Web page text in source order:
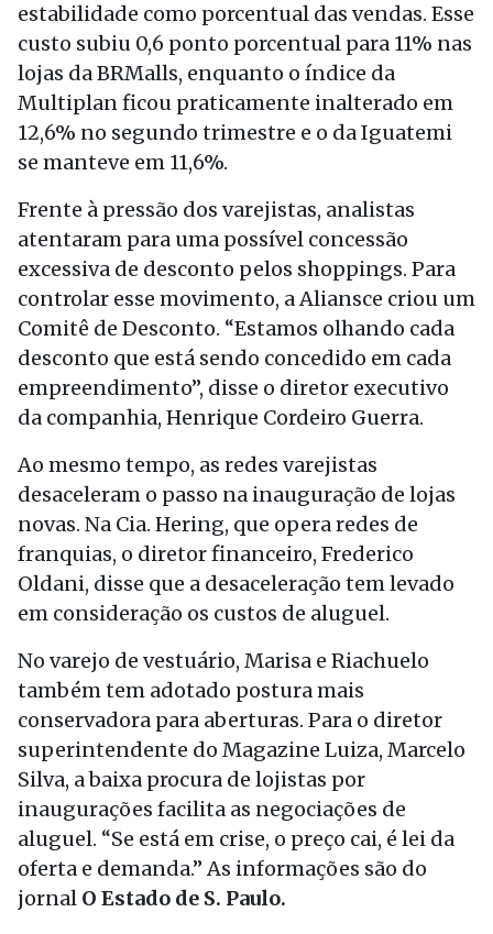
estabilidade como porcentual das vendas. Esse
custo subiu 0,6 ponto porcentual para 11% nas
lojas da BRMalls, enquanto o índice da
Multiplan ficou praticamente inalterado em
12,6% no segundo trimestre e o da Iguatemi
se manteve em 11,6%.
Frente à pressão dos varejistas, analistas
atentaram para uma possível concessão
excessiva de desconto pelos shoppings. Para
controlar esse movimento, a Aliansce criou um
Comitê de Desconto. “Estamos olhando cada
desconto que está sendo concedido em cada
empreendimento”, disse o diretor executivo
da companhia, Henrique Cordeiro Guerra.
Ao mesmo tempo, as redes varejistas
desaceleram o passo na inauguração de lojas
novas. Na Cia. Hering, que opera redes de
franquias, o diretor financeiro, Frederico
Oldani, disse que a desaceleração tem levado
em consideração os custos de aluguel.
No varejo de vestuário, Marisa e Riachuelo
também tem adotado postura mais
conservadora para aberturas. Para o diretor
superintendente do Magazine Luiza, Marcelo
Silva, a baixa procura de lojistas por
inaugurações facilita as negociações de
aluguel. “Se está em crise, o preço cai, é lei da
oferta e demanda.” As informações são do
jornal O Estado de S. Paulo.